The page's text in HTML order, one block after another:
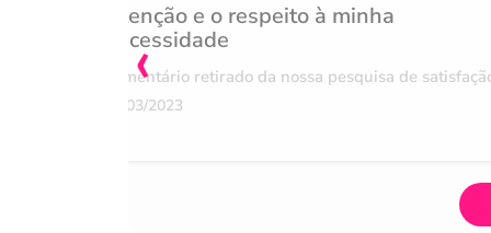
Atenção e o respeito à minha
necessidade
Comentário retirado da nossa pesquisa de
07/03/2023
‹